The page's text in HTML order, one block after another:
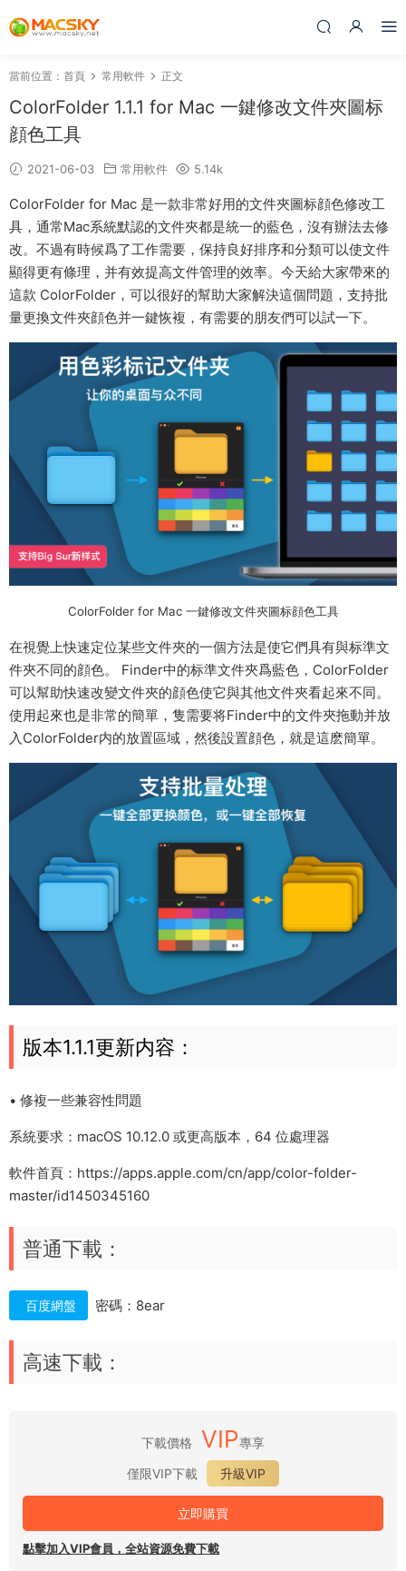
當前位置： 首頁 常用軟件 正文
ColorFolder 1.1.1 for Mac 一鍵修改文件夾圖标
顔色工具
2021-06-03 常用軟件 5.14k
ColorFolder for Mac 是一款非常好用的文件夾圖标顔色修改工
具，通常Mac系統默認的文件夾都是統一的藍色，沒有辦法去修
改。不過有時候爲了工作需要，保持良好排序和分類可以使文件
顯得更有條理，并有效提高文件管理的效率。今天給大家帶來的
這款 ColorFolder，可以很好的幫助大家解決這個問題，支持批
量更換文件夾顔色并一鍵恢複，有需要的朋友們可以試一下。
ColorFolder for Mac 一鍵修改文件夾圖标顔色工具
在視覺上快速定位某些文件夾的一個方法是使它們具有與标準文
件夾不同的顔色。 Finder中的标準文件夾爲藍色，ColorFolder
可以幫助快速改變文件夾的顔色使它與其他文件夾看起來不同。
使用起來也是非常的簡單，隻需要将Finder中的文件夾拖動并放
入ColorFolder内的放置區域，然後設置顔色，就是這麽簡單。
版本1.1.1更新内容：
• 修複一些兼容性問題
系統要求：macOS 10.12.0 或更高版本，64 位處理器
軟件首頁：https://apps.apple.com/cn/app/color-folder-
master/id1450345160
普通下載：
百度網盤 密碼：8ear
高速下載：
下載價格 VIP專享
僅限VIP下載
升級VIP
立即購買
點擊加入VIP會員，全站資源免費下載